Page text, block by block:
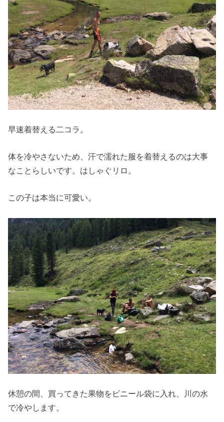
早速着替える二コラ。
体を冷やさないため、汗で濡れた服を着替えるのは大事
なことらしいです。はしゃぐリロ。
この子は本当に可愛い。
休憩の間、買ってきた果物をビニール袋に入れ、川の水
で冷やします。